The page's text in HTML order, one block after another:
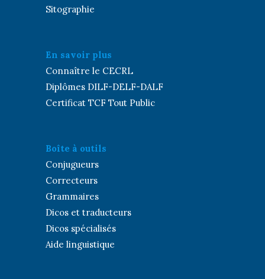
Sitographie
En savoir plus
Connaître le CECRL
Diplômes DILF-DELF-DALF
Certificat TCF Tout Public
Boîte à outils
Conjugueurs
Correcteurs
Grammaires
Dicos et traducteurs
Dicos spécialisés
Aide linguistique